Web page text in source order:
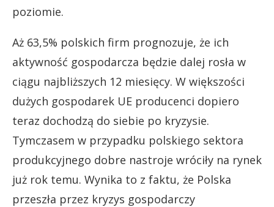
poziomie.
Aż 63,5% polskich firm prognozuje, że ich
aktywność gospodarcza będzie dalej rosła w
ciągu najbliższych 12 miesięcy. W większości
dużych gospodarek UE producenci dopiero
teraz dochodzą do siebie po kryzysie.
Tymczasem w przypadku polskiego sektora
produkcyjnego dobre nastroje wróciły na rynek
już rok temu. Wynika to z faktu, że Polska
przeszła przez kryzys gospodarczy